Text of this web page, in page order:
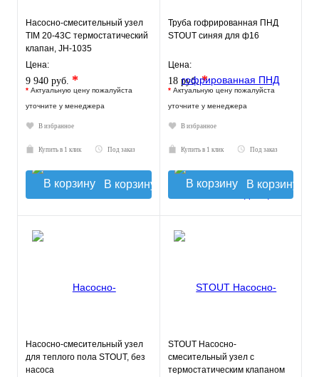
Насосно-смесительный узел
TIM 20-43С термостатический
клапан, JH-1035
Цена:
9 940 руб. *
* Актуальную цену пожалуйста
уточните у менеджера
В избранное
Купить в 1 клик Под заказ
В корзину
Труба гофрированная ПНД
STOUT синяя для ф16
Цена:
18 руб.*
* Актуальную цену пожалуйста
уточните у менеджера
В избранное
Купить в 1 клик Под заказ
В корзину
Насосно-смесительный узел
для теплого пола STOUT, без
насоса
STOUT Насосно-
смесительный узел с
термостатическим клапаном